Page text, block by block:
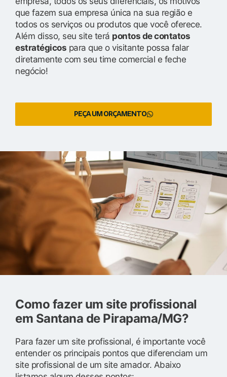
que fazem sua empresa única na sua região e
todos os serviços ou produtos que você oferece.
Além disso, seu site terá pontos de contatos
estratégicos para que o visitante possa falar
diretamente com seu time comercial e feche
negócio!
PEÇA UM ORÇAMENTO
Como fazer um site profissional
em Santana de Pirapama/MG?
Para fazer um site profissional, é importante você
entender os principais pontos que diferenciam um
site profissional de um site amador. Abaixo